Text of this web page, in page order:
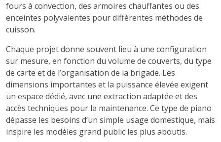
fours à convection, des armoires chauffantes ou des
enceintes polyvalentes pour différentes méthodes de
cuisson.
Chaque projet donne souvent lieu à une configuration
sur mesure, en fonction du volume de couverts, du type
de carte et de l’organisation de la brigade. Les
dimensions importantes et la puissance élevée exigent
un espace dédié, avec une extraction adaptée et des
accès techniques pour la maintenance. Ce type de piano
dépasse les besoins d’un simple usage domestique, mais
inspire les modèles grand public les plus aboutis.